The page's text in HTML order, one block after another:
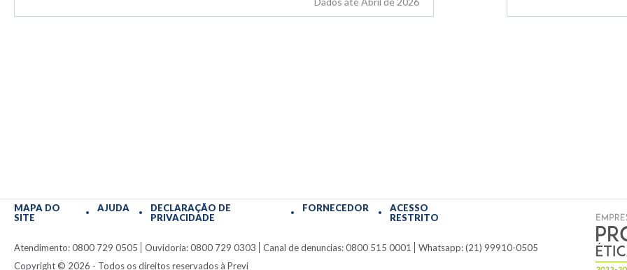
MAPA DO
SITE
AJUDA
DECLARAÇÃO DE
PRIVACIDADE
FORNECEDOR
ACESSO
RESTRITO
Atendimento: 0800 729 0505 Ouvidoria: 0800 729 0303 Canal de denuncias: 0800 515 0001
Whatsapp: (21) 99910-0505
Copyright © 2026 - Todos os direitos reservados à Previ